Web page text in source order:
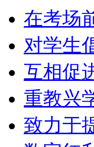
在考场
对学生
互相促
重教兴
致力于